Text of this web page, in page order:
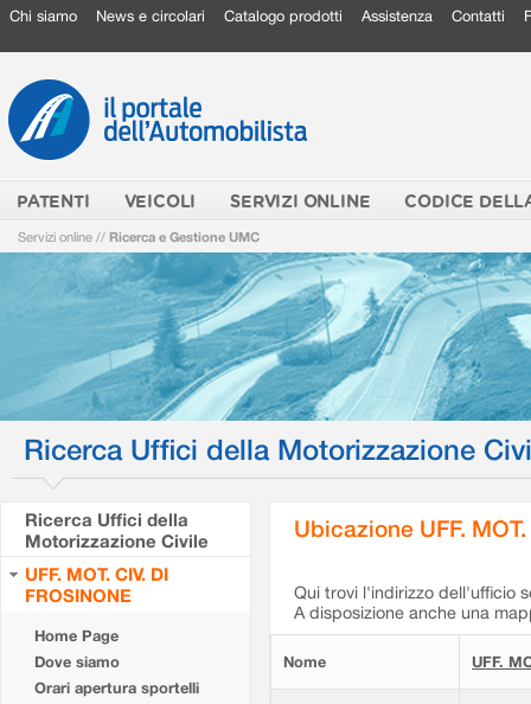
Chi siamo News e circolari Catalogo prodotti Assistenza Contatti
PATENTI VEICOLI SERVIZI ONLINE CODICE
Servizi online // Ricerca e Gestione UMC
Ricerca Uffici della Motorizzazione
Ricerca Uffici della
Motorizzazione Civile
UFF. MOT. CIV. DI
FROSINONE
Home Page
Dove siamo
Orari apertura sportelli
Ubicazione UFF.
Qui trovi l'indirizzo dell'ufficio
A disposizione anche una
Nome UFF.